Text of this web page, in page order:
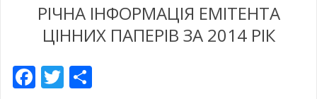
РІЧНА ІНФОРМАЦІЯ ЕМІТЕНТА
ЦІННИХ ПАПЕРІВ ЗА 2014 РІК
Facebook
Twitter